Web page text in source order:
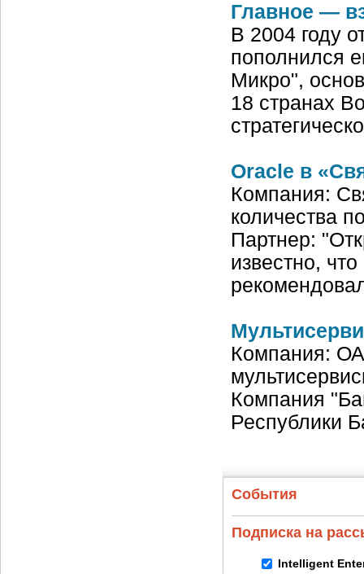
Главное —
В 2004 году
пополнился
Микро",
18 странах
Oracle в
Компания:
количества
Партнер:
известно,
Компания:
Компания
Республики
События
Подписка на
Intelligent